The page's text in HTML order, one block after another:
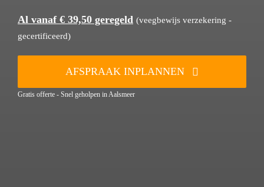
Al vanaf € 39,50 geregeld (veegbewijs verzekering -
gecertificeerd)
AFSPRAAK INPLANNEN
Gratis offerte - Snel geholpen in Aalsmeer